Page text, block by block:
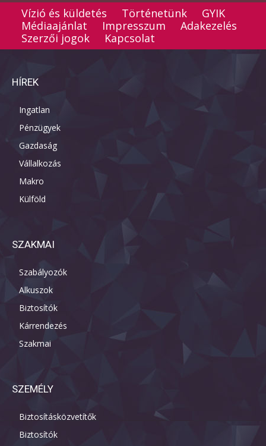
Vízió és küldetés Történetünk
GYIK
Médiaajánlat
Impresszum
Adakezelés
Szerzői jogok
Kapcsolat
HÍREK
Ingatlan
Pénzügyek
Gazdaság
Vállalkozás
Makro
Külföld
SZAKMAI
Szabályozók
Alkuszok
Biztosítók
Kárrendezés
Szakmai
SZEMÉLY
Biztosításközvetítők
Biztosítók